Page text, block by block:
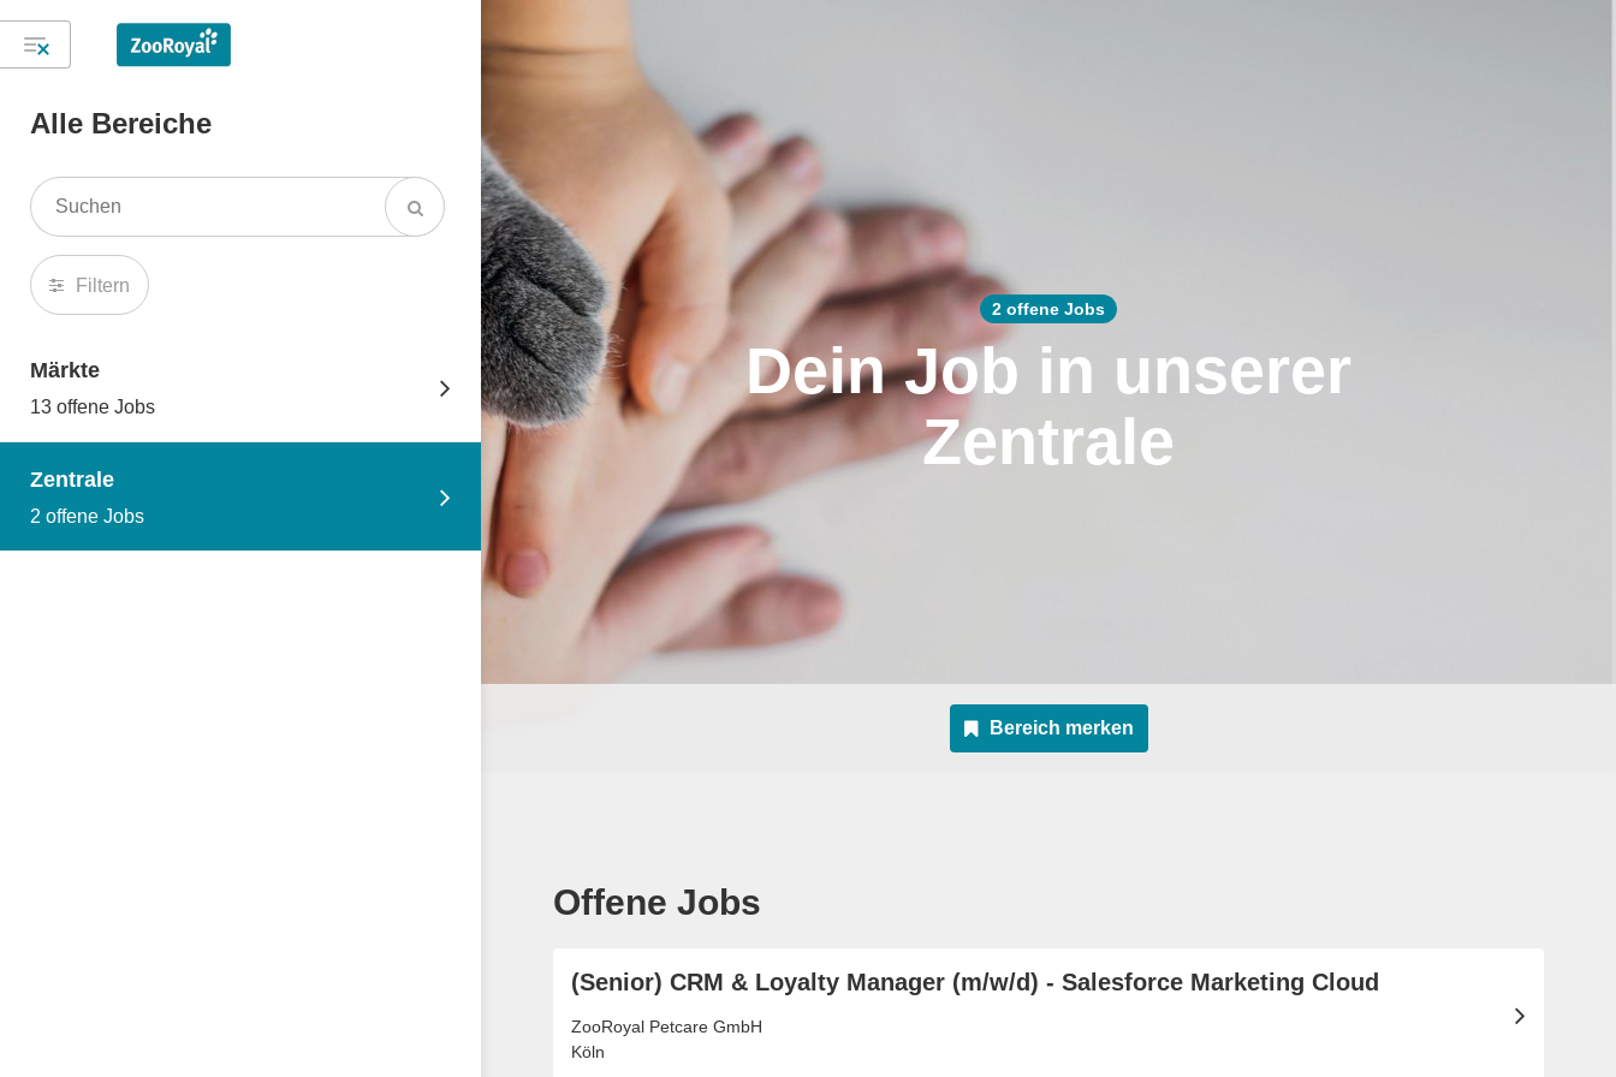
Alle Bereiche
Filtern
Märkte
13 offene Jobs
Zentrale
2 offene Jobs
2 offene Jobs
Dein Job in unserer
Zentrale
Bereich merken
Offene Jobs
(Senior) CRM & Loyalty Manager (m/w/d) - Salesforce Marketing Cloud
ZooRoyal Petcare GmbH
Köln